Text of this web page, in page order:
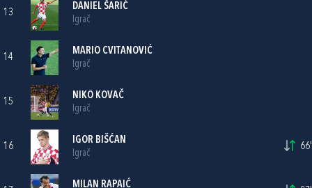
13
DANIEL ŠARIĆ
Igrač
14
MARIO CVITANOVIĆ
Igrač
15
NIKO KOVAČ
Igrač
16
IGOR BIŠĆAN
Igrač
66'
MILAN RAPAIĆ